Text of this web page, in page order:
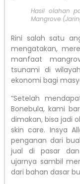
Hasil olahan
Mangrove
Rini salah satu
mengatakan,
manfaat
tsunami di
ekonomi bagi
“Setelah
Bonebula, kami
dimakan, bisa jadi
skin care. Insya
penganan dari
jual di pasar dan
ujarnya sambil
dari bahan dasar